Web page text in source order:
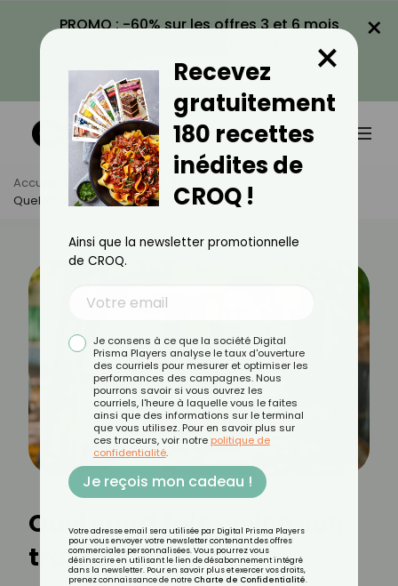
PROMO : -60% sur les offres 3 et 6 mois
VOIR LA PROMO
×
Accueil Actus
Sport
Quel Sport Faire Selon Son Travail ?
Quel sport faire selon son
travail ?
Recevez
gratuitement
180 recettes
inédites de
CROQ !
×
Ainsi que la newsletter promotionnelle
de CROQ.
Je consens à ce que la société Digital
Prisma Players analyse le taux d'ouverture
des courriels pour mesurer et optimiser les
performances des campagnes. Nous
pourrons savoir si vous ouvrez les
courriels, l'heure à laquelle vous le faites
ainsi que des informations sur le terminal
que vous utilisez. Pour en savoir plus sur
ces traceurs, voir notre politique de
confidentialité.
Je reçois mon cadeau !
Votre adresse email sera utilisée par Digital Prisma Players
pour vous envoyer votre newsletter contenant des offres
commerciales personnalisées. Vous pourrez vous
désinscrire en utilisant le lien de désabonnement intégré
dans la newsletter. Pour en savoir plus et exercer vos droits,
prenez connaissance de notre Charte de Confidentialité.